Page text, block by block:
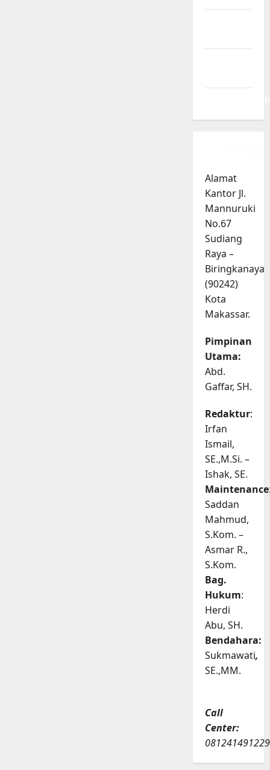
Alamat
Kantor Jl.
Mannuruki
No.67
Sudiang
Raya –
Biringkanaya
(90242)
Kota
Makassar.
Pimpinan
Utama:
Abd.
Gaffar, SH.
Redaktur:
Irfan
Ismail,
SE.,M.Si. –
Ishak, SE.
Maintenance
Saddan
Mahmud,
S.Kom. –
Asmar R.,
S.Kom.
Bag.
Hukum:
Herdi
Abu, SH.
Bendahara:
Sukmawati,
SE.,MM.
Call
Center:
081241491229